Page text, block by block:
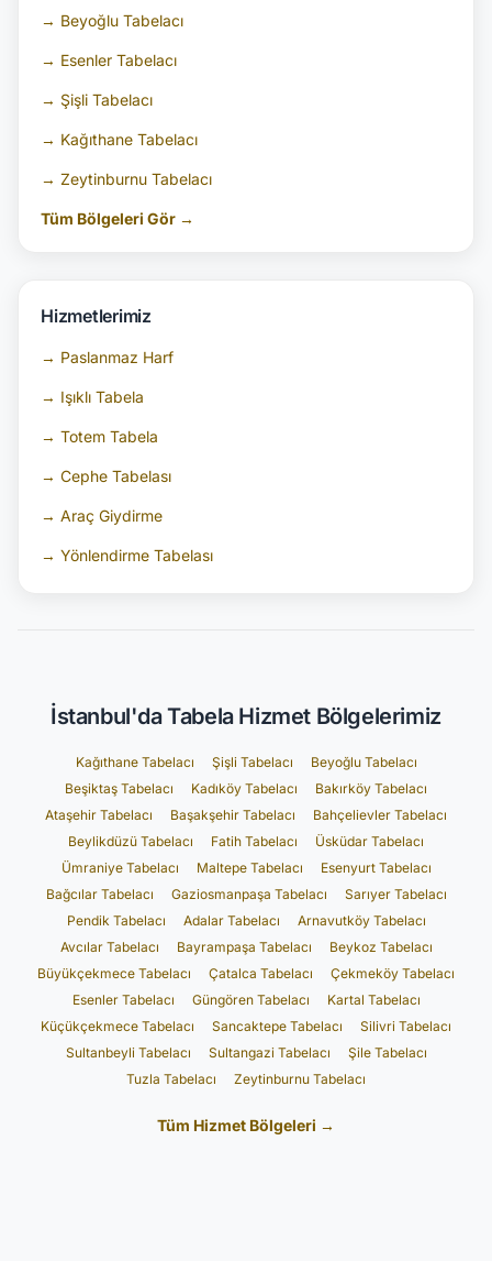
→ Beyoğlu Tabelacı
→ Esenler Tabelacı
→ Şişli Tabelacı
→ Kağıthane Tabelacı
→ Zeytinburnu Tabelacı
Tüm Bölgeleri Gör →
Hizmetlerimiz
→ Paslanmaz Harf
→ Işıklı Tabela
→ Totem Tabela
→ Cephe Tabelası
→ Araç Giydirme
→ Yönlendirme Tabelası
İstanbul'da Tabela Hizmet Bölgelerimiz
Kağıthane Tabelacı Şişli Tabelacı
Beyoğlu Tabelacı
Beşiktaş Tabelacı
Kadıköy Tabelacı
Bakırköy Tabelacı
Ataşehir Tabelacı
Başakşehir Tabelacı
Bahçelievler Tabelacı
Beylikdüzü Tabelacı
Fatih Tabelacı
Üsküdar Tabelacı
Ümraniye Tabelacı
Maltepe Tabelacı
Esenyurt Tabelacı
Bağcılar Tabelacı
Gaziosmanpaşa Tabelacı
Sarıyer Tabelacı
Pendik Tabelacı
Adalar Tabelacı
Arnavutköy Tabelacı
Avcılar Tabelacı
Bayrampaşa Tabelacı
Beykoz Tabelacı
Büyükçekmece Tabelacı
Çatalca Tabelacı
Çekmeköy Tabelacı
Esenler Tabelacı
Güngören Tabelacı
Kartal Tabelacı
Küçükçekmece Tabelacı
Sancaktepe Tabelacı
Silivri Tabelacı
Sultanbeyli Tabelacı
Sultangazi Tabelacı
Şile Tabelacı
Tuzla Tabelacı
Zeytinburnu Tabelacı
Tüm Hizmet Bölgeleri →